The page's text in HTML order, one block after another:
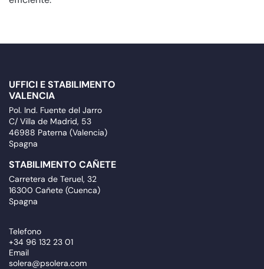
UFFICI E STABILIMENTO
VALENCIA
Pol. Ind. Fuente del Jarro
C/ Villa de Madrid, 53
46988 Paterna (Valencia)
Spagna
STABILIMENTO CAÑETE
Carretera de Teruel, 32
16300 Cañete (Cuenca)
Spagna
Telefono
+34 96 132 23 01
Email
solera@psolera.com